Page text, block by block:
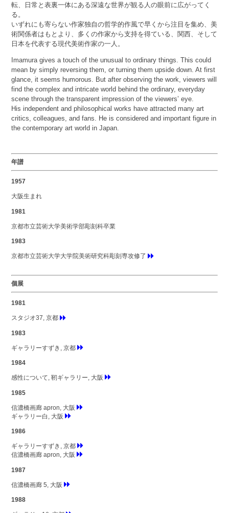
転、日常と表裏一体にある深遠な世界が観る人の眼前に広がってく
る。
いずれにも寄らない作家独自の哲学的作風で早くから注目を集め、美
術関係者はもとより、多くの作家から支持を得ている、関西、そして
日本を代表する現代美術作家の一人。
Imamura gives a touch of the unusual to ordinary things. This could
mean by simply reversing them, or turning them upside down. At first
glance, it seems humorous. But after observing the work, viewers will
find the complex and intricate world behind the ordinary, everyday
scene through the transparent impression of the viewers’ eye.
His independent and philosophical works have attracted many art
critics, colleagues, and fans. He is considered and important figure in
the contemporary art world in Japan.
年譜
1957
大阪生まれ
1981
京都市立芸術大学美術学部彫刻科卒業
1983
京都市立芸術大学大学院美術研究科彫刻専攻修了
個展
1981
スタジオ37, 京都
1983
ギャラリーすずき, 京都
1984
感性について, 靭ギャラリー, 大阪
1985
信濃橋画廊 apron, 大阪
ギャラリー白, 大阪
1986
ギャラリーすずき, 京都
信濃橋画廊 apron, 大阪
1987
信濃橋画廊 5, 大阪
1988